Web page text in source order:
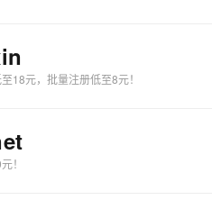
18元，批量注册低至8元！
！